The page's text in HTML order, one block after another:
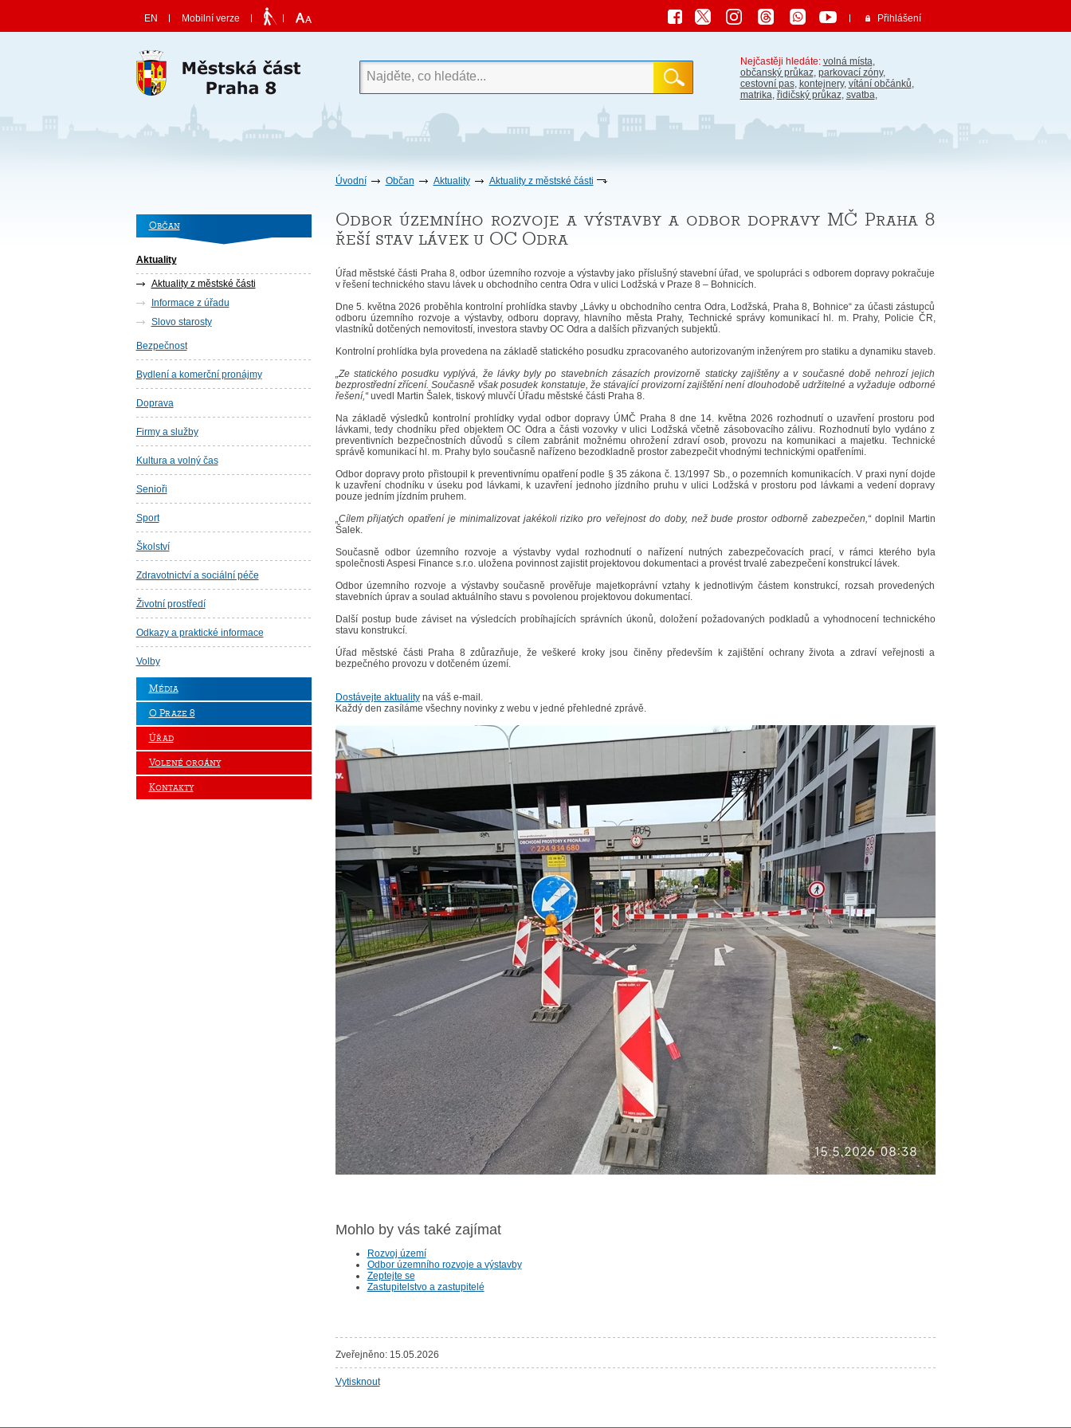
EN Mobilní verze Přihlášení
Nejčastěji hledáte: volná místa,
občanský průkaz, parkovací zóny,
cestovní pas, kontejnery, vítání občánků,
matrika, řidičský průkaz, svatba,
Úvodní Občan Aktuality Aktuality z městské části
Občan
Aktuality
Aktuality z městské části
Informace z úřadu
Slovo starosty
Bezpečnost
Bydlení a komerční pronájmy
Doprava
Firmy a služby
Kultura a volný čas
Senioři
Sport
Školství
Zdravotnictví a sociální péče
Životní prostředí
Odkazy a praktické informace
Volby
Média
O Praze 8
Úřad
Volené orgány
Kontakty
Odbor územního rozvoje a výstavby a odbor dopravy MČ Praha 8
řeší stav lávek u OC Odra
Úřad městské části Praha 8, odbor územního rozvoje a výstavby jako příslušný stavební úřad, ve spolupráci s odborem dopravy pokračuje
v řešení technického stavu lávek u obchodního centra Odra v ulici Lodžská v Praze 8 – Bohnicích.
Dne 5. května 2026 proběhla kontrolní prohlídka stavby „Lávky u obchodního centra Odra, Lodžská, Praha 8, Bohnice“ za účasti zástupců
odboru územního rozvoje a výstavby, odboru dopravy, hlavního města Prahy, Technické správy komunikací hl. m. Prahy, Policie ČR,
vlastníků dotčených nemovitostí, investora stavby OC Odra a dalších přizvaných subjektů.
Kontrolní prohlídka byla provedena na základě statického posudku zpracovaného autorizovaným inženýrem pro statiku a dynamiku staveb.
„Ze statického posudku vyplývá, že lávky byly po stavebních zásazích provizorně staticky zajištěny a v současné době nehrozí jejich
bezprostřední zřícení. Současně však posudek konstatuje, že stávající provizorní zajištění není dlouhodobě udržitelné a vyžaduje odborné
řešení,“uvedl Martin Šalek, tiskový mluvčí Úřadu městské části Praha 8.
Na základě výsledků kontrolní prohlídky vydal odbor dopravy ÚMČ Praha 8 dne 14. května 2026 rozhodnutí o uzavření prostoru pod
lávkami, tedy chodníku před objektem OC Odra a části vozovky v ulici Lodžská včetně zásobovacího zálivu. Rozhodnutí bylo vydáno z
preventivních bezpečnostních důvodů s cílem zabránit možnému ohrožení zdraví osob, provozu na komunikaci a majetku. Technické
správě komunikací hl. m. Prahy bylo současně nařízeno bezodkladně prostor zabezpečit vhodnými technickými opatřeními.
Odbor dopravy proto přistoupil k preventivnímu opatření podle § 35 zákona č. 13/1997 Sb., o pozemních komunikacích. V praxi nyní dojde
k uzavření chodníku v úseku pod lávkami, k uzavření jednoho jízdního pruhu v ulici Lodžská v prostoru pod lávkami a vedení dopravy
pouze jedním jízdním pruhem.
„Cílem přijatých opatření je minimalizovat jakékoli riziko pro veřejnost do doby, než bude prostor odborně zabezpečen,“ doplnil Martin
Šalek.
Současně odbor územního rozvoje a výstavby vydal rozhodnutí o nařízení nutných zabezpečovacích prací, v rámci kterého byla
společnosti Aspesi Finance s.r.o. uložena povinnost zajistit projektovou dokumentaci a provést trvalé zabezpečení konstrukcí lávek.
Odbor územního rozvoje a výstavby současně prověřuje majetkoprávní vztahy k jednotlivým částem konstrukcí, rozsah provedených
stavebních úprav a soulad aktuálního stavu s povolenou projektovou dokumentací.
Další postup bude záviset na výsledcích probíhajících správních úkonů, doložení požadovaných podkladů a vyhodnocení technického
stavu konstrukcí.
Úřad městské části Praha 8 zdůrazňuje, že veškeré kroky jsou činěny především k zajištění ochrany života a zdraví veřejnosti a
bezpečného provozu v dotčeném území.
Dostávejte aktualityna váš e-mail.
Každý den zasíláme všechny novinky z webu v jedné přehledné zprávě.
Mohlo by vás také zajímat
Rozvoj území
Odbor územního rozvoje a výstavby
Zeptejte se
Zastupitelstvo a zastupitelé
Zveřejněno: 15.05.2026
Vytisknout